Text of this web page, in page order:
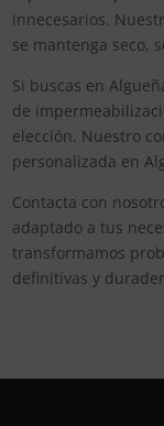
innecesarios.
se mantenga seco,
Si buscas en
de
elección. Nuestro
personalizada en
Contacta con
adaptado a tus
transformamos
definitivas y